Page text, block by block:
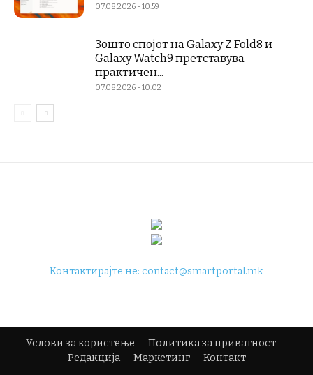
07.08.2026 - 10:59
Зошто спојот на Galaxy Z Fold8 и
Galaxy Watch9 претставува
практичен...
07.08.2026 - 10:02
Контактирајте не:contact@smartportal.mk
Услови за користење
Политика за приватност
Редакција
Маркетинг Контакт